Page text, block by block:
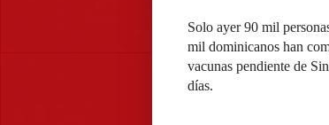
Solo ayer 90 mil
mil dominicanos han
vacunas pendiente de
días.